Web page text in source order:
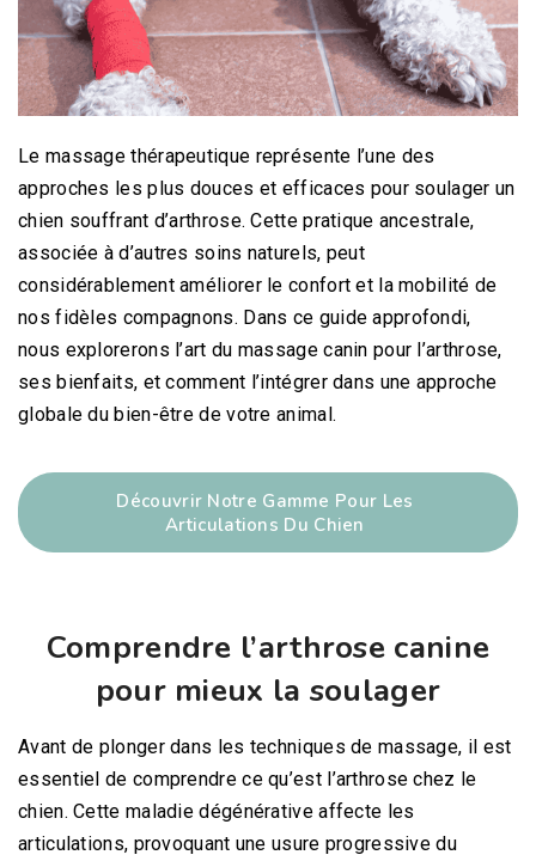
Le massage thérapeutique représente l’une des
approches les plus douces et efficaces pour soulager un
chien souffrant d’arthrose. Cette pratique ancestrale,
associée à d’autres soins naturels, peut
considérablement améliorer le confort et la mobilité de
nos fidèles compagnons. Dans ce guide approfondi,
nous explorerons l’art du massage canin pour l’arthrose,
ses bienfaits, et comment l’intégrer dans une approche
globale du bien-être de votre animal.
Découvrir Notre Gamme Pour Les
Articulations Du Chien
Comprendre l’arthrose canine
pour mieux la soulager
Avant de plonger dans les techniques de massage, il est
essentiel de comprendre ce qu’est l’arthrose chez le
chien. Cette maladie dégénérative affecte les
articulations, provoquant une usure progressive du